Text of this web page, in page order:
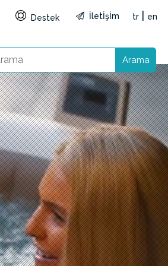
to open stream: HTTP
Destek İletİşİm tr en
Arama